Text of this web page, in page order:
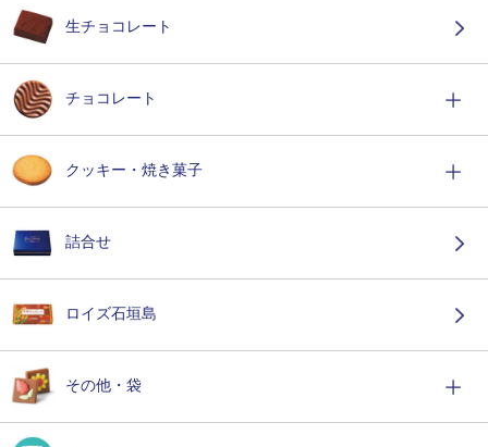
生チョコレート
チョコレート
クッキー・焼き菓子
詰合せ
ロイズ石垣島
その他・袋